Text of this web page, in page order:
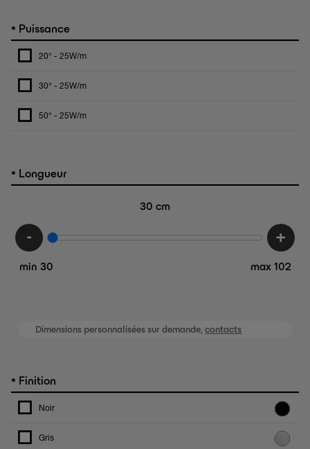
• Puissance
20° - 25W/m
30° - 25W/m
50° - 25W/m
• Longueur
30 cm
min 30 max 102
- +
Dimensions personnalisées sur demande,contacts
• Finition
Noir
Gris